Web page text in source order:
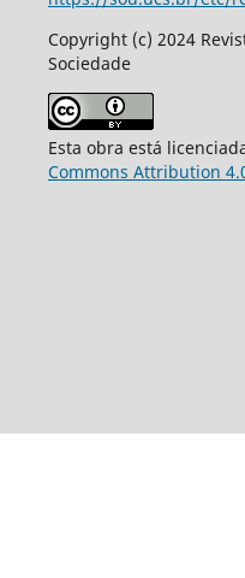
Copyright (c) 2024
Sociedade
Esta obra está
Commons Attribution